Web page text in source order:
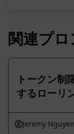
関連プロ
トークン制
するローリ
Jeremy